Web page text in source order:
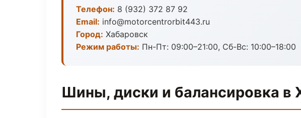
Телефон: 8 (932) 372 87 92
Email: info@motorcentrorbit443.ru
Город: Хабаровск
Режим работы: Пн-Пт: 09:00–21:00, Сб-Вс: 10:00–18:00
Шины, диски и балансировка в